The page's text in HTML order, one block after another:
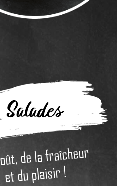
Salades
de la fraîcheur
et du plaisir !